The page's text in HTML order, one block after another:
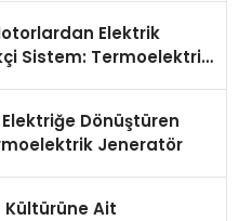
Elektrik
Sistem: Termoelektrik
Elektriğe Dönüştüren
Jeneratör
Ait